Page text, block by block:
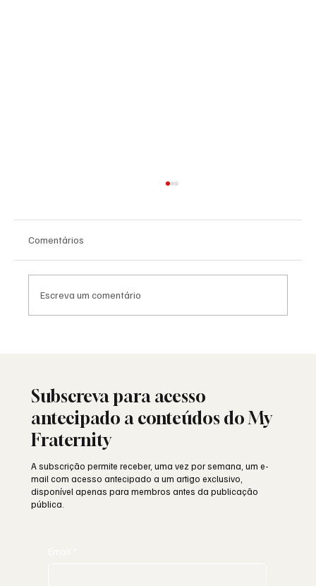
Comentários
Escreva um comentário
Subscreva para acesso
antecipado a conteúdos do My
Fraternity
A subscrição permite receber, uma vez por semana, um e-
mail com acesso antecipado a um artigo exclusivo,
disponível apenas para membros antes da publicação
pública.